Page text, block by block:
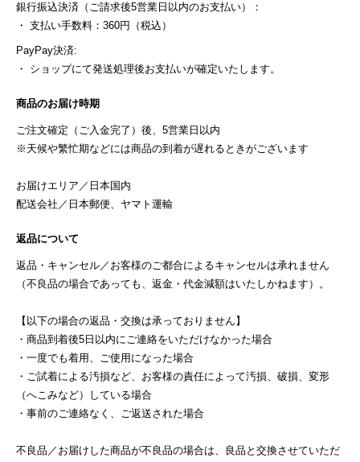
銀行振込決済（ご請求後5営業日以内のお支払い）：
・ 支払い手数料：360円（税込）
PayPay決済:
・ ショップにて発送処理後お支払いが確定いたします。
商品のお届け時期
ご注文確定（ご入金完了）後、5営業日以内
※天候や繁忙期などには商品の到着が遅れるときがございます
お届けエリア／日本国内
配送会社／日本郵便、ヤマト運輸
返品について
返品・キャンセル／お客様のご都合によるキャンセルは承れません
（不良品の場合であっても、返金・代金減額はいたしかねます）。
【以下の場合の返品・交換は承っておりません】
・商品到着後5日以内にご連絡をいただけなかった場合
・一度でも着用、ご使用になった場合
・ご試着による汚損など、お客様の責任によって汚損、破損、変形
（へこみなど）している場合
・事前のご連絡なく、ご返送された場合
不良品／お届けした商品が不良品の場合は、良品と交換させていただ